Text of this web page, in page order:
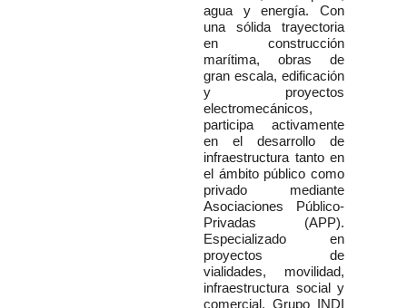
agua y energía. Con
una sólida trayectoria
en construcción
marítima, obras de
gran escala, edificación
y proyectos
electromecánicos,
participa activamente
en el desarrollo de
infraestructura tanto en
el ámbito público como
privado mediante
Asociaciones Público-
Privadas (APP).
Especializado en
proyectos de
vialidades, movilidad,
infraestructura social y
comercial, Grupo INDI